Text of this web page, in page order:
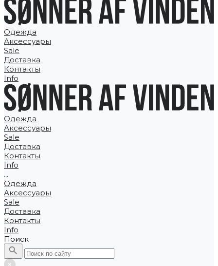
Одежда
Аксессуары
Sale
Доставка
Контакты
Info
Одежда
Аксессуары
Sale
Доставка
Контакты
Info
...
Одежда
Аксессуары
Sale
Доставка
Контакты
Info
Поиск